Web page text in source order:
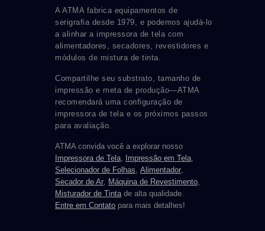
A ATMA fabrica equipamentos de
serigrafia desde 1979, e podemos ajudá-lo
a alinhar a impressora de tela com
alimentadores, secadores, revestidores e
módulos de mistura de tinta.
Compartilhe seu substrato, tamanho de
impressão e meta de produção—ATMA
recomendará uma configuração de
impressora de tela e os próximos passos
para avaliação.
ATMA convida você a explorar nosso
Impressora de Tela, Impressão em Tela,
Selecionador de Folhas, Alimentador,
Secador de Ar, Máquina de Revestimento,
Misturador de Tintade alta qualidade.
Entre em Contato para mais detalhes!